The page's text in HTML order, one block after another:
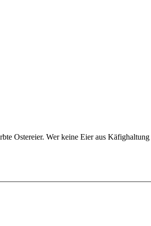
Ostereier. Wer keine Eier aus